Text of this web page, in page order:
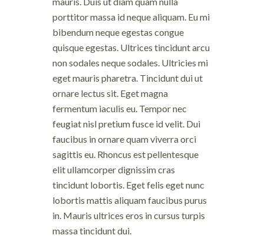
porttitor massa id neque aliquam. Eu mi
bibendum neque egestas congue
quisque egestas. Ultrices tincidunt arcu
non sodales neque sodales. Ultricies mi
eget mauris pharetra. Tincidunt dui ut
ornare lectus sit. Eget magna
fermentum iaculis eu. Tempor nec
feugiat nisl pretium fusce id velit. Dui
faucibus in ornare quam viverra orci
sagittis eu. Rhoncus est pellentesque
elit ullamcorper dignissim cras
tincidunt lobortis. Eget felis eget nunc
lobortis mattis aliquam faucibus purus
in. Mauris ultrices eros in cursus turpis
massa tincidunt dui.